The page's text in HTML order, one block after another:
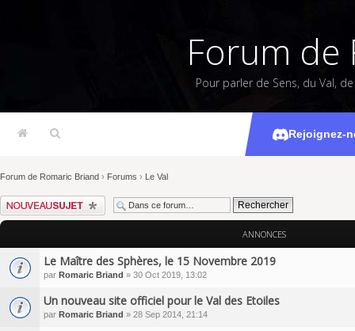
Forum de
Pour parler de Sens, du Val,
Rejoignez-
Forum de Romaric Briand › Forums › Le Val
Écrire un nouveau sujet
ANNONCES
Le Maître des Sphères, le 15 Novembre 2019
par Romaric Briand » 30 Oct 2019, 13:02
Un nouveau site officiel pour le Val des Etoiles
par Romaric Briand » 28 Sep 2014, 21:14